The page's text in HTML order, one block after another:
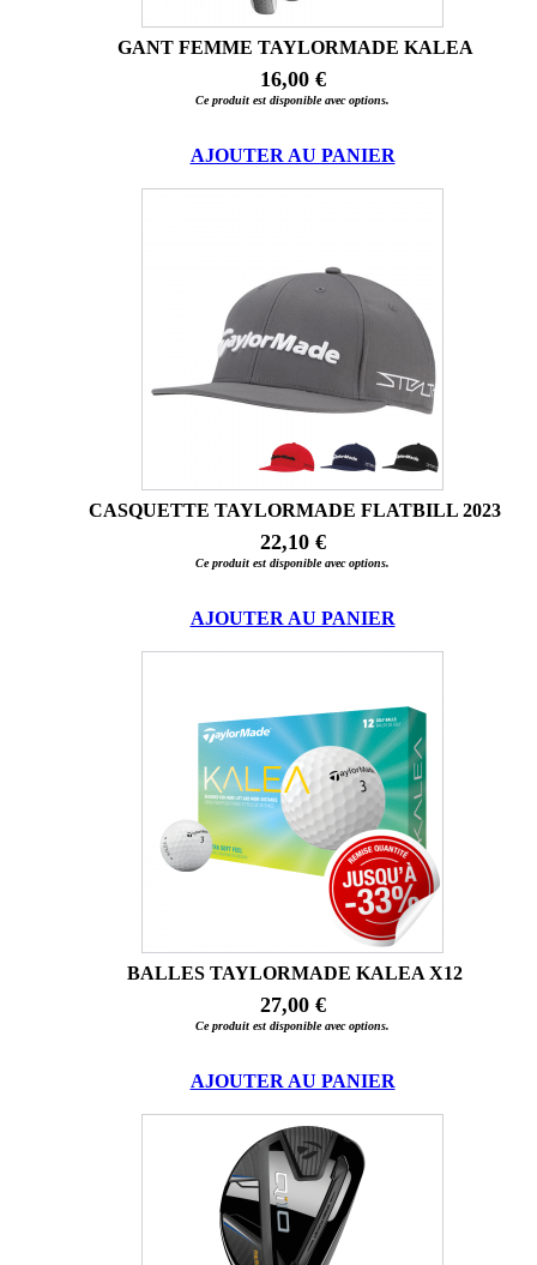
GANT FEMME TAYLORMADE KALEA
16,00 €
Ce produit est disponible avec options.
AJOUTER AU PANIER
CASQUETTE TAYLORMADE FLATBILL 2023
22,10 €
Ce produit est disponible avec options.
AJOUTER AU PANIER
BALLES TAYLORMADE KALEA X12
27,00 €
Ce produit est disponible avec options.
AJOUTER AU PANIER